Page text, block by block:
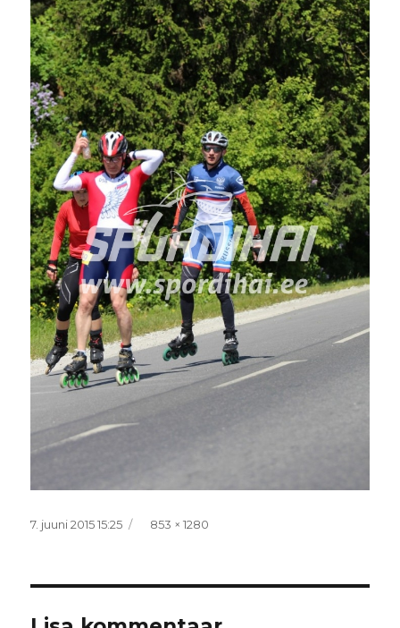
Postitatud
7. juuni 2015 15:25 Täissuurus
853 × 1280